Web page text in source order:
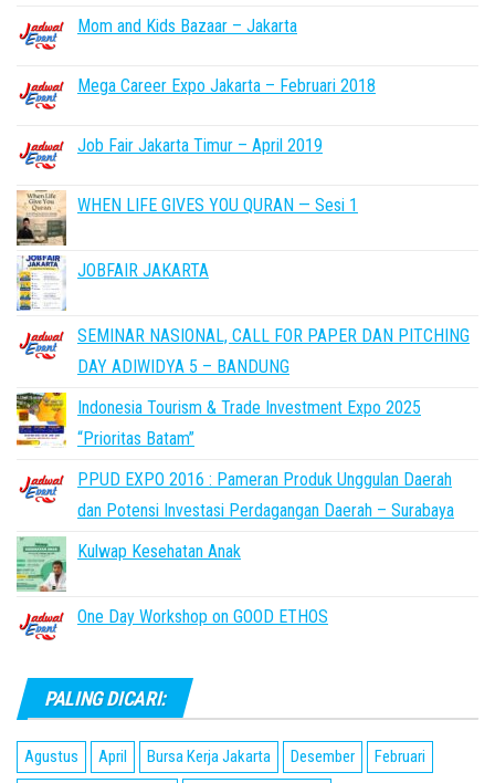
Mom and Kids Bazaar – Jakarta
Mega Career Expo Jakarta – Februari 2018
Job Fair Jakarta Timur – April 2019
WHEN LIFE GIVES YOU QURAN — Sesi 1
JOBFAIR JAKARTA
SEMINAR NASIONAL, CALL FOR PAPER DAN PITCHING
DAY ADIWIDYA 5 – BANDUNG
Indonesia Tourism & Trade Investment Expo 2025
“Prioritas Batam”
PPUD EXPO 2016 : Pameran Produk Unggulan Daerah
dan Potensi Investasi Perdagangan Daerah – Surabaya
Kulwap Kesehatan Anak
One Day Workshop on GOOD ETHOS
PALING DICARI:
Agustus April Bursa Kerja Jakarta Desember
Februari